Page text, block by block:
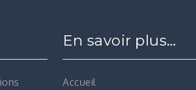
En savoir plus…
Accueil